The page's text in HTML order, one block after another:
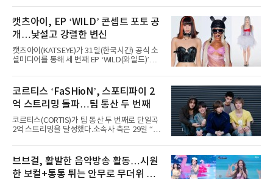
코르티스 등 K팝 스타들이 출연진 명단에 이름
을 올렸다.이날 에스파는
AxMxP는 데뷔 전부터 버스킹과 각종 페스티벌,
공연 무대에 오르며 실전 경험을 쌓아왔다.이들
은 소속사 패밀리 콘서트를 비롯해 '뷰티풀 민트
라이프 2025', '2025 부산국제록페스티벌' 등 대
형 무대에 잇달아 출연해 당찬 에너지와 풋풋한
매력으로 음악팬들의 눈도장을 찍었다.이후
AxMxP는 '카운트다운 판타지 2025-2026',
정적인 실력을 입증했고, 올해 '2026 어썸뮤직
페스티벌', '뷰티풀 민트 라이프 2026', '2026
캣츠아이, EP ‘WILD’ 콘셉트 포토 공
개…낯설고 강렬한 변신
캣츠아이(KATSEYE)가 31일(한국시간) 공식 소
셜미디어를 통해 세 번째 EP ‘WILD(와일드)’의
heart(와일드 하트)’라는 제목이 붙은 콘셉트 포
토에는 멤버들의 본능적이고 야성적인 면모가
강렬하게 담겼다. 짙은 아이섀도와 푸른빛·금빛·
붉은빛의 컬러 렌즈가 비현실적인 분위기를 자
아내고, 여러 원색이 불규칙하게 뒤섞인 멀티컬
러 헤어와 과감한 블루·블랙 립 메이크업이 낯설
고도 매혹적인 비주얼을 완성했다.스타일링 역
엣을 거침없이 결합했다. 멤버들은 각기 다른 개
성을 살린 스타일링을 선
코르티스 ‘FaSHioN’, 스포티파이 2
억 스트리밍 돌파…팀 통산 두 번째
코르티스(CORTIS)가 팀 통산 두 번째로 단일곡
2억 스트리밍을 달성했다.소속사 측은 29일 “코
벌 오디오·음원 스트리밍 플랫폼 스포티파이에
서 27일 자로 누적 재생 수 2억 회를 돌파했
다”고 밝혔다.곡이 발표된 지 약 10개월 만이다.
팀의 첫 번째 2억 스트리밍 곡은 동일 음반에 수
브브걸, 활발한 음악방송 활동…시원
한 보컬+통통 튀는 안무로 무더위 사